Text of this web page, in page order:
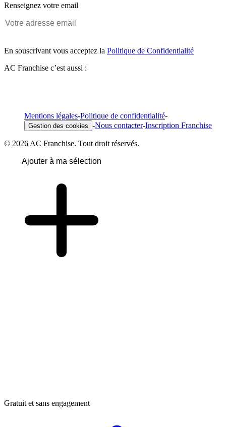
Renseignez votre email
En souscrivant vous acceptez la Politique de Confidentialité
AC Franchise c’est aussi :
Mentions légales-Politique de confidentialité-
Gestion des cookies -Nous contacter-Inscription Franchise
© 2026 AC Franchise. Tout droit réservés.
Ajouter à ma sélection
Gratuit et sans engagement